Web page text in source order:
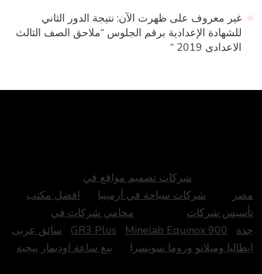
غير معروف على ظهرت الآن: نتيجة الدور الثاني
للشهادة الإعدادية برقم الجلوس “ملاحق الصف الثالث
الاعدادى 2019 “
شركات تصميم مواقع في
مصر
شركات سياحة في أرمينيا
افضل مكتب
تأسيس شركات
محامي شركات في
جدة
GR3 Plus Minelab Equinox 900
سائق عربى
ايطاليا وميلانو وروما سويسرا
بيع ساعة اوديمار بيجيه